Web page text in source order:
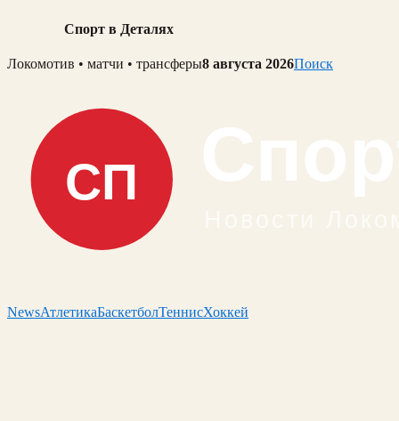
Спорт в Деталях
Skip
Локомотив • матчи • трансферы8 августа 2026Поиск
NewsАтлетикаБаскетболТеннисХоккей